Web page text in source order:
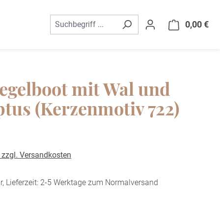
0,00 €
mit Wal und
(Kerzenmotiv 722)
Versandkosten
Lieferzeit: 2-5 Werktage zum Normalversand